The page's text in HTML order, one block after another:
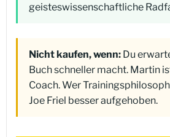
geisteswissenschaftliche
Nicht kaufen, wenn: Du
Buch schneller macht. Martin
Coach. Wer
Joe Friel besser aufgehoben.